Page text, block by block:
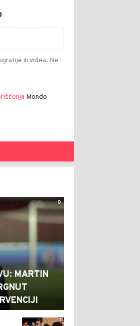
ili videa. Ne
Mondo
0
MARTIN
0